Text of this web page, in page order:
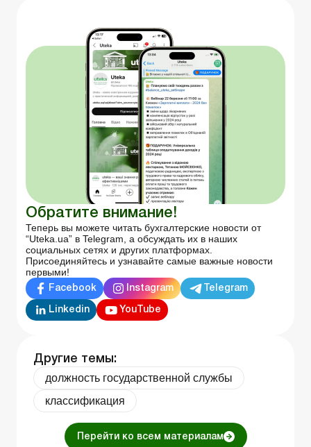
Обратите внимание!
Теперь вы можете читать бухгалтерские новости от
“Uteka.ua” в Telegram, а обсуждать их в наших
социальных сетях и других платформах.
Присоединяйтесь и узнавайте самые важные новости
первыми!
Facebook Instagram Telegram
Linkedin YouTube
Другие темы:
должность государственной службы
классификация
Перейти ко всем материалам